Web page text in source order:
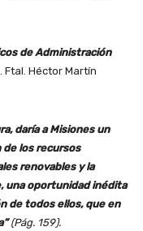
de Administración
Héctor Martín
daría a Misiones un
de los recursos
renovables y la
una oportunidad inédita
de todos ellos, que en
(Pág. 159).